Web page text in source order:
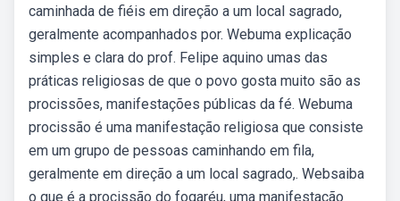
caminhada de fiéis em direção a um local sagrado,
geralmente acompanhados por. Webuma explicação
simples e clara do prof. Felipe aquino umas das
práticas religiosas de que o povo gosta muito são as
procissões, manifestações públicas da fé. Webuma
procissão é uma manifestação religiosa que consiste
em um grupo de pessoas caminhando em fila,
geralmente em direção a um local sagrado,. Websaiba
o que é a procissão do fogaréu, uma manifestação